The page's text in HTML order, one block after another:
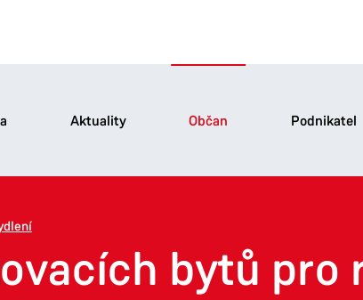
Aktuality Občan Podnikatel
bytů pro